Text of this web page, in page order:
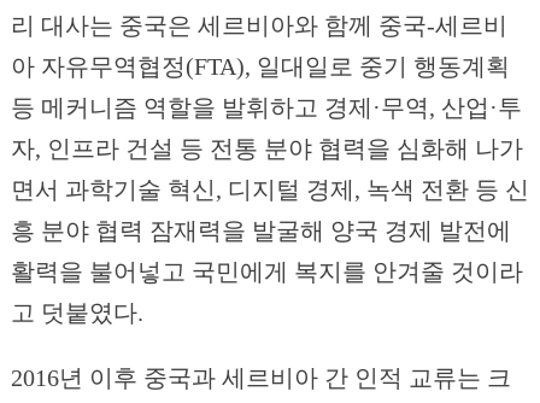
리 대사는 중국은 세르비아와 함께 중국-세르비
아 자유무역협정(FTA), 일대일로 중기 행동계획
등 메커니즘 역할을 발휘하고 경제·무역, 산업·투
자, 인프라 건설 등 전통 분야 협력을 심화해 나가
면서 과학기술 혁신, 디지털 경제, 녹색 전환 등 신
흥 분야 협력 잠재력을 발굴해 양국 경제 발전에
활력을 불어넣고 국민에게 복지를 안겨줄 것이라
고 덧붙였다.
2016년 이후 중국과 세르비아 간 인적 교류는 크